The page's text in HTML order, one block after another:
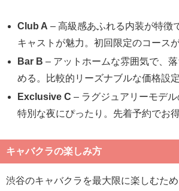
Club A – 高級感あふれる内装が特徴
キャストが魅力。初回限定のコースが
Bar B – アットホームな雰囲気で、
める。比較的リーズナブルな価格設定
Exclusive C – ラグジュアリーモデル
特別な夜にぴったり。先着予約でお
キャバクラの楽しみ方
渋谷のキャバクラを最大限に楽しむた